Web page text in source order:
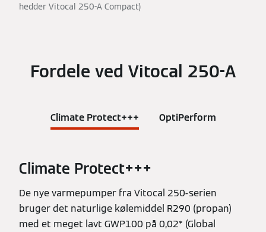
hedder Vitocal 250-A Compact)
Fordele ved Vitocal 250-A
Climate Protect+++ OptiPerform
Climate Protect+++
De nye varmepumper fra Vitocal 250-serien
bruger det naturlige kølemiddel R290 (propan)
med et meget lavt GWP100 på 0,02* (Global